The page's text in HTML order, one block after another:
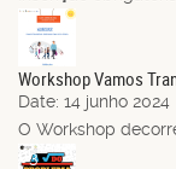
Jun.
Workshop Vamos
Date: 14 junho 2024
O Workshop
03